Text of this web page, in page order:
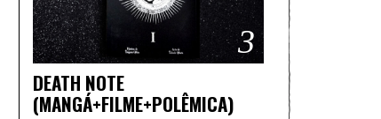
3
DEATH NOTE
(MANGÁ+FILME+POLÊMICA)